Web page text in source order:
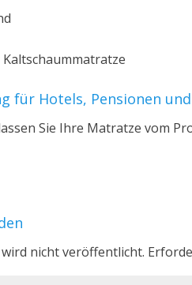
für Hotels, Pensionen
Sie Ihre Matratze vom
nicht veröffentlicht.